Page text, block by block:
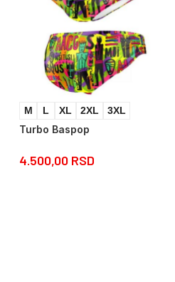
M L XL 2XL 3XL
Turbo Baspop
4.500,00 RSD